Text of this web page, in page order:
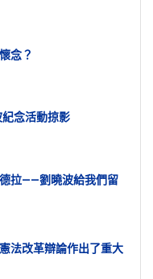
念？
念活動掠影
拉——劉曉波給我們留
法改革辯論作出了重大